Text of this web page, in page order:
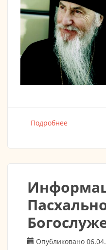
Подробнее
Опубликовано